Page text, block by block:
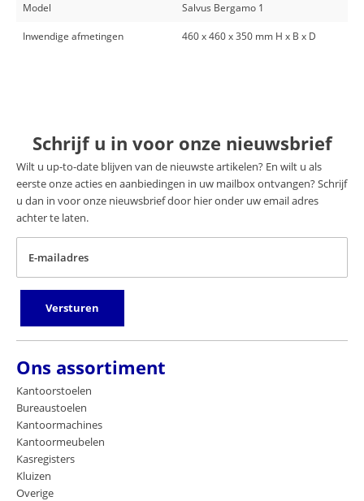
Model Salvus Bergamo 1
Inwendige afmetingen 460 x 460 x 350 mm H x B x D
Schrijf u in voor onze nieuwsbrief
Wilt u up-to-date blijven van de nieuwste artikelen? En wilt u als
eerste onze acties en aanbiedingen in uw mailbox ontvangen? Schrijf
u dan in voor onze nieuwsbrief door hier onder uw email adres
achter te laten.
E-mailadres
Versturen
Ons assortiment
Kantoorstoelen
Bureaustoelen
Kantoormachines
Kantoormeubelen
Kasregisters
Kluizen
Overige